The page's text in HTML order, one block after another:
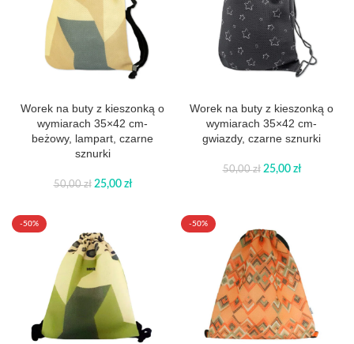
Worek na buty z kieszonką o
wymiarach 35×42 cm-
beżowy, lampart, czarne
sznurki
50,00zł 25,00 zł
Worek na buty z kieszonką o
wymiarach 35×42 cm-
gwiazdy, czarne sznurki
50,00zł 25,00 zł
-50% -50%